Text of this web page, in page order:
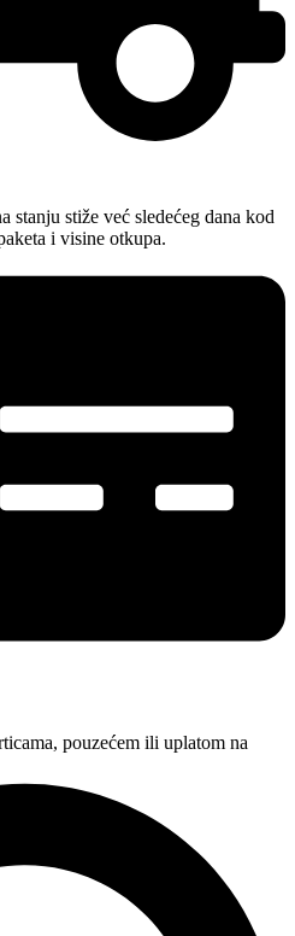
stanju stiže već sledećeg dana kod
i visine otkupa.
pouzećem ili uplatom na